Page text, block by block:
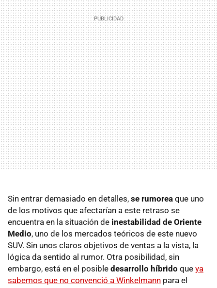
Sin entrar demasiado en detalles, se rumorea que uno
de los motivos que afectarían a este retraso se
encuentra en la situación de inestabilidad de Oriente
Medio, uno de los mercados teóricos de este nuevo
SUV. Sin unos claros objetivos de ventas a la vista, la
lógica da sentido al rumor. Otra posibilidad, sin
embargo, está en el posible desarrollo híbrido que ya
sabemos que no convenció a Winkelmann para el